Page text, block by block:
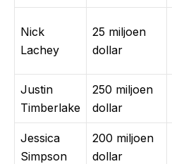
Nick
Lachey
25 miljoen
dollar
Justin
Timberlake
250 miljoen
dollar
Jessica
Simpson
200 miljoen
dollar